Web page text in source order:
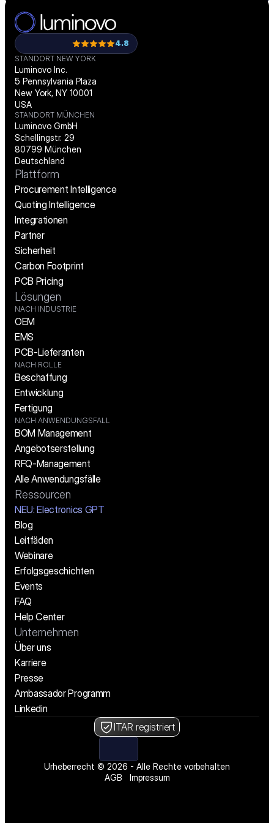
4.8
STANDORT NEW YORK
Luminovo Inc.
5 Pennsylvania Plaza
New York, NY 10001
USA
STANDORT MÜNCHEN
Luminovo GmbH
Schellingstr. 29
80799 München
Deutschland
Plattform
Procurement Intelligence
Quoting Intelligence
Integrationen
Partner
Sicherheit
Carbon Footprint
PCB Pricing
Lösungen
NACH INDUSTRIE
OEM
EMS
PCB-Lieferanten
NACH ROLLE
Beschaffung
Entwicklung
Fertigung
NACH ANWENDUNGSFALL
BOM Management
Angebotserstellung
RFQ-Management
Alle Anwendungsfälle
Ressourcen
NEU: Electronics GPT
Blog
Leitfäden
Webinare
Erfolgsgeschichten
Events
FAQ
Help Center
Unternehmen
Über uns
Karriere
Presse
Ambassador Programm
Linkedin
ITAR registriert
Urheberrecht © 2026 - Alle Rechte vorbehalten
AGB
Impressum